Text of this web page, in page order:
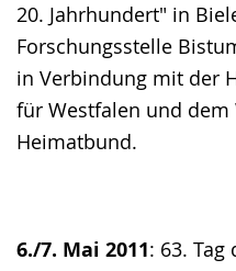
20. Jahrhundert" in
Forschungsstelle
in Verbindung mit der
für Westfalen und dem
Heimatbund.
6./7. Mai 2011: 63. Tag